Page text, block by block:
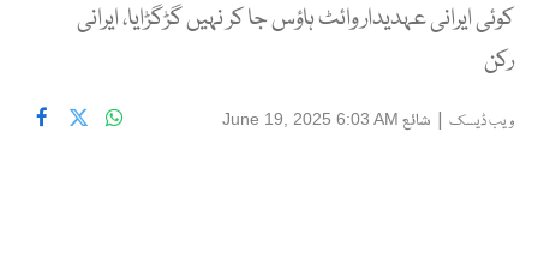
کوئی ایرانی عہدیدار وائٹ ہاؤس جا کر نہیں گڑگڑایا، ایرانی
رکن
ویب ڈیسک | شائع June 19, 2025 6:03 AM